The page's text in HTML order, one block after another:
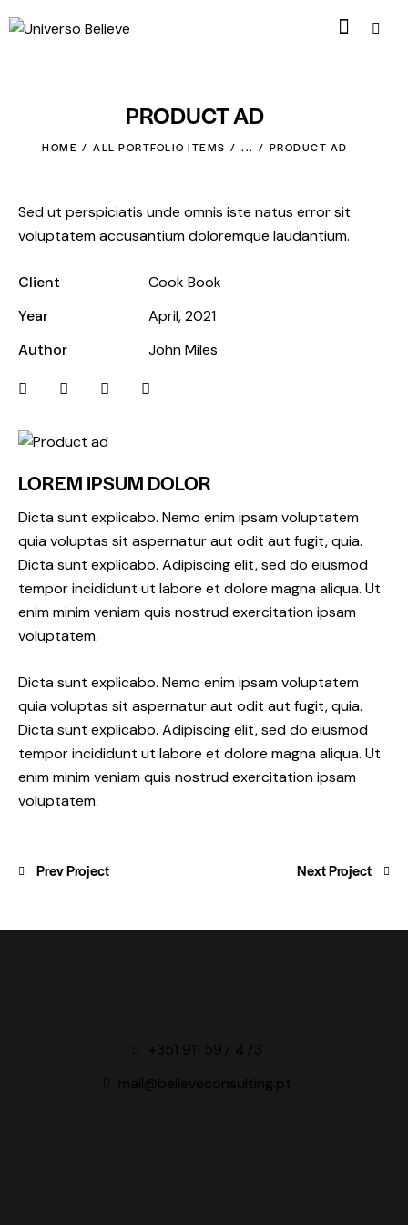
PRODUCT AD
HOME ALL PORTFOLIO ITEMS ... PRODUCT AD
Sed ut perspiciatis unde omnis iste natus error sit
voluptatem accusantium doloremque laudantium.
Client
Cook Book
Year
April, 2021
Author
John Miles
LOREM IPSUM DOLOR
Dicta sunt explicabo. Nemo enim ipsam voluptatem
quia voluptas sit aspernatur aut odit aut fugit, quia.
Dicta sunt explicabo. Adipiscing elit, sed do eiusmod
tempor incididunt ut labore et dolore magna aliqua. Ut
enim minim veniam quis nostrud exercitation ipsam
voluptatem.
Dicta sunt explicabo. Nemo enim ipsam voluptatem
quia voluptas sit aspernatur aut odit aut fugit, quia.
Dicta sunt explicabo. Adipiscing elit, sed do eiusmod
tempor incididunt ut labore et dolore magna aliqua. Ut
enim minim veniam quis nostrud exercitation ipsam
voluptatem.
Prev Project Next Project
+351 911 597 473
mail@believeconsulting.pt